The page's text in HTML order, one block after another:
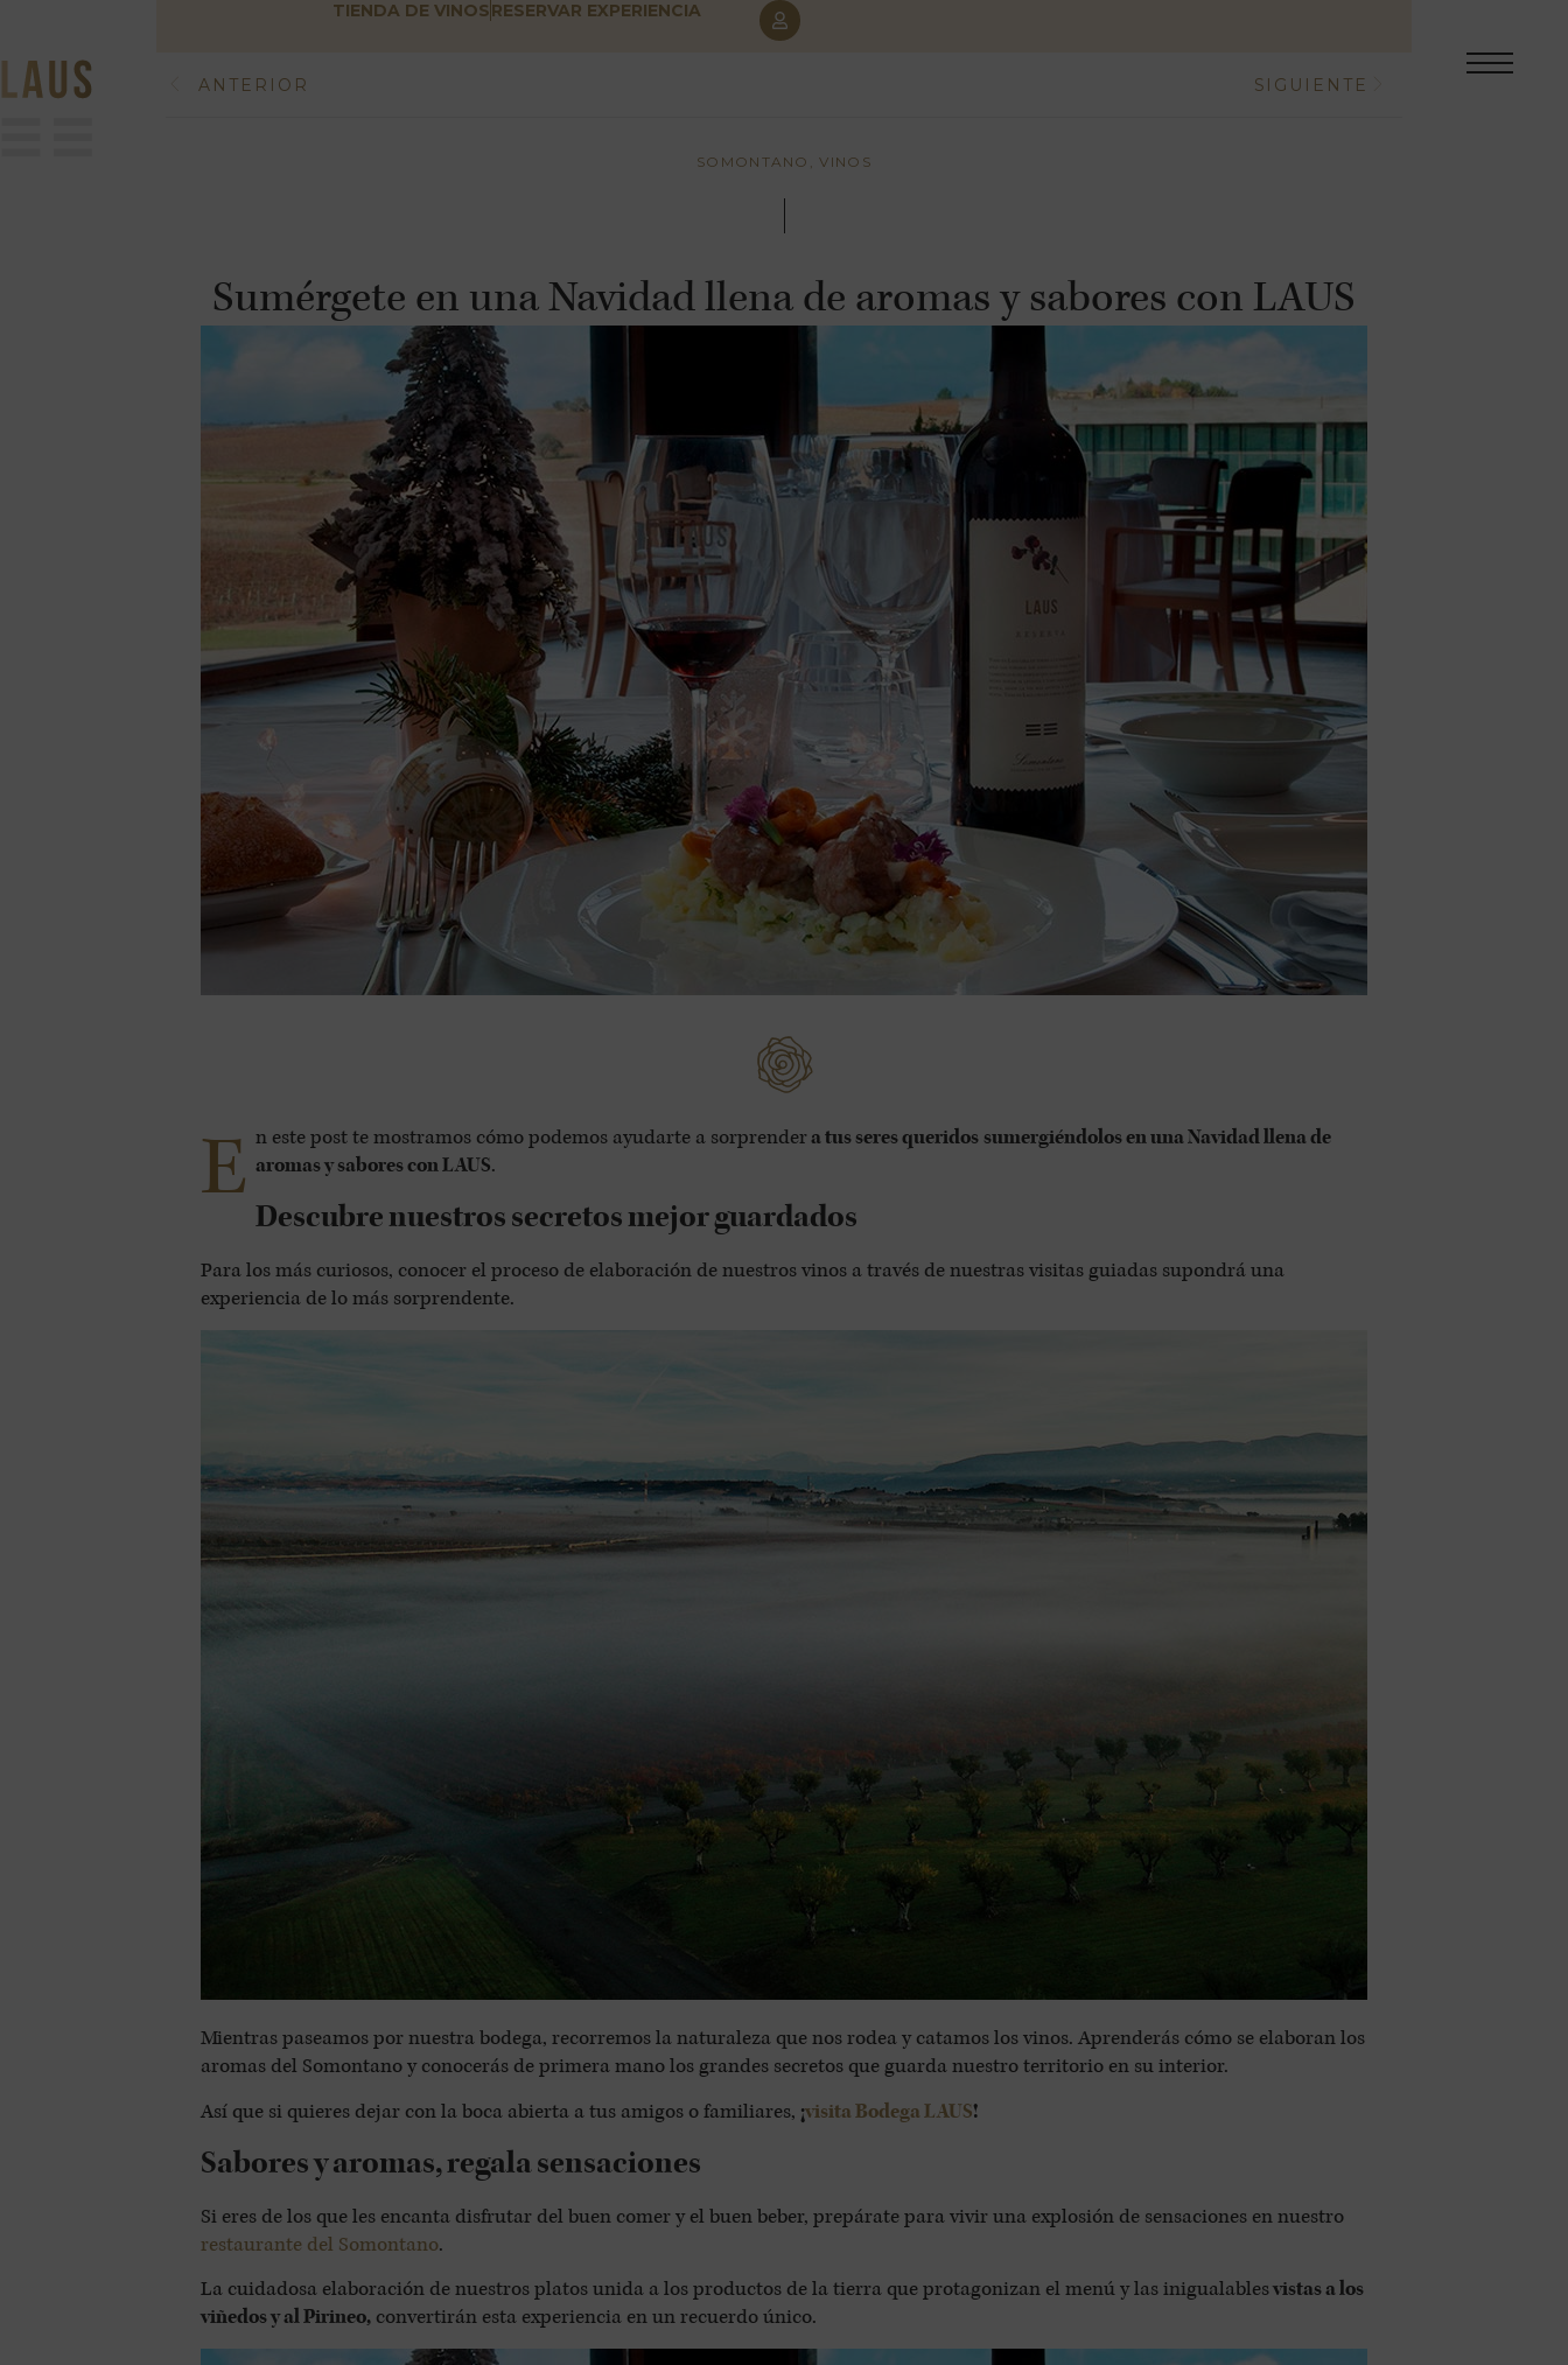
TIENDA DE VINOSRESERVAR EXPERIENCIA
ANTERIOR SIGUIENTE
SOMONTANO, VINOS
Sumérgete en una Navidad llena de aromas y sabores con LAUS
E n este post te mostramos cómo podemos ayudarte a sorprendera tus seres queridos sumergiéndolos en una Navidad llena de
aromas y sabores con LAUS.
Descubre nuestros secretos mejor guardados
Para los más curiosos, conocer el proceso de elaboración de nuestros vinos a través de nuestras visitas guiadas supondrá una
experiencia de lo más sorprendente.
Mientras paseamos por nuestra bodega, recorremos la naturaleza que nos rodea y catamos los vinos. Aprenderás cómo se elaboran los
aromas del Somontano y conocerás de primera mano los grandes secretos que guarda nuestro territorio en su interior.
Así que si quieres dejar con la boca abierta a tus amigos o familiares, ¡visita Bodega LAUS!
Sabores y aromas, regala sensaciones
Si eres de los que les encanta disfrutar del buen comer y el buen beber, prepárate para vivir una explosión de sensaciones en nuestro
restaurante del Somontano.
La cuidadosa elaboración de nuestros platos unida a los productos de la tierra que protagonizan el menú y las inigualablesvistas a los
viñedos y al Pirineo, convertirán esta experiencia en un recuerdo único.